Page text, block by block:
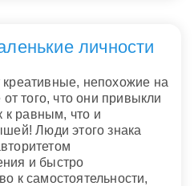
личности
непохожие на
того, что они привыкли
к равным, что и
Люди этого знака
и быстро
к самостоятельности,